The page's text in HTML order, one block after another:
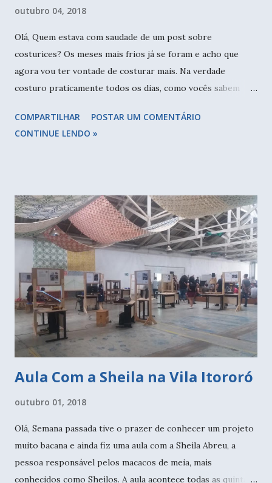
outubro 04, 2018
Olá, Quem estava com saudade de um post sobre
costurices? Os meses mais frios já se foram e acho que
agora vou ter vontade de costurar mais. Na verdade
costuro praticamente todos os dias, como vocês sabem
necessaires para as crocheteiras/tricoteiras. E devido ao
sucesso das peças - gratidão - costuro muito, mas fazia
de costura) e a modelagem da pantacourt desenvolvi com
a Fran , mais uma profa querida. Comentei no meu ig estes
dias que recebo de vez em quando alguns tecidos da minha
tia. São tecidos antigos, que ela tem guardado - ela me
disse - e de tempos em tempos ela trás alguns para mim.
Dá última vez foram 4 cortes, entre eles uns bem pequenos,
que dariam para fazer uma blusa ou uma saia. A...
COMPARTILHAR
POSTAR UM COMENTÁRIO
CONTINUE LENDO »
Aula Com a Sheila na Vila Itororó
outubro 01, 2018
Olá, Semana passada tive o prazer de conhecer um projeto
muito bacana e ainda fiz uma aula com a Sheila Abreu, a
pessoa responsável pelos macacos de meia, mais
conhecidos como Sheilos. A aula acontece todas as quintas